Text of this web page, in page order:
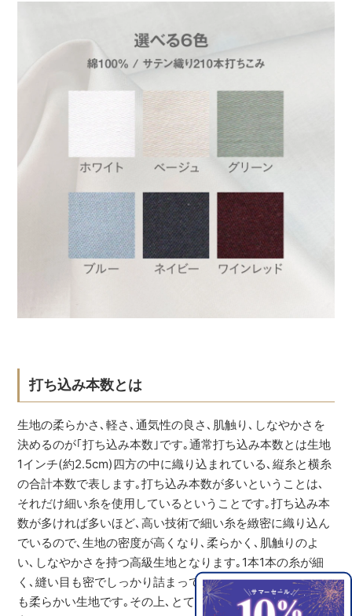
打ち込み本数とは
生地の柔らかさ､軽さ､通気性の良さ､肌触り､しなやかさを
決めるのが｢打ち込み本数｣です｡通常打ち込み本数とは生地
1インチ(約2.5cm)四方の中に織り込まれている､縦糸と横糸
の合計本数で表します｡打ち込み本数が多いということは､
それだけ細い糸を使用しているということです｡打ち込み本
数が多ければ多いほど､高い技術で細い糸を緻密に織り込ん
でいるので､生地の密度が高くなり､柔らかく､肌触りのよ
い､しなやかさを持つ高級生地となります｡1本1本の糸が細
く､縫い目も密でしっかり詰まっているので､肌触りがとて
も柔らかい生地です｡その上､とても軽くて非常に耐久性に